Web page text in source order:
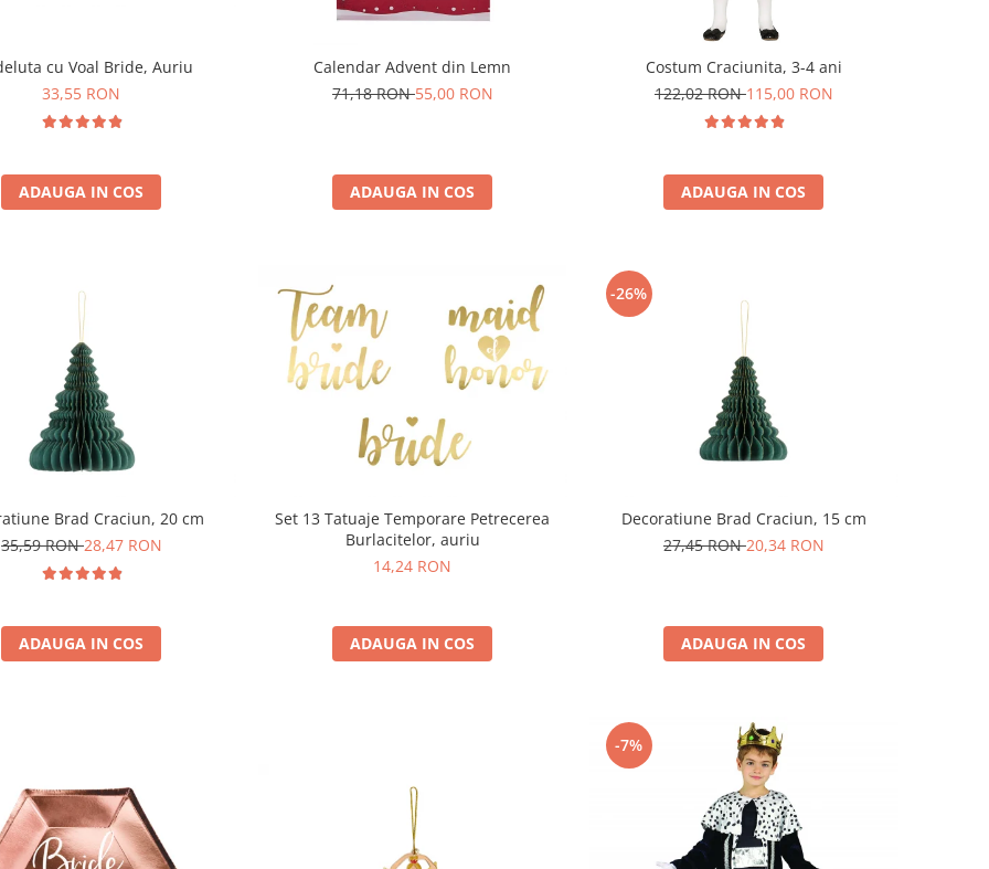
cu Voal Bride, Auriu
33,55 RON
ADAUGA IN COS
Calendar Advent din Lemn
71,18 RON55,00 RON
ADAUGA IN COS
Costum Craciunita, 3-4 ani
122,02 RON115,00 RON
ADAUGA IN COS
Brad Craciun, 20 cm
35,59 RON28,47 RON
ADAUGA IN COS
Set 13 Tatuaje Temporare Petrecerea
Burlacitelor, auriu
14,24 RON
ADAUGA IN COS
-26%
Decoratiune Brad Craciun, 15 cm
27,45 RON20,34 RON
ADAUGA IN COS
-7%